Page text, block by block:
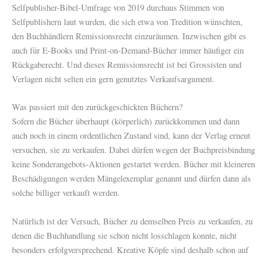
Selfpublisher-Bibel-Umfrage von 2019 durchaus Stimmen von
Selfpublishern laut wurden, die sich etwa von Tredition wünschten,
den Buchhändlern Remissionsrecht einzuräumen. Inzwischen gibt es
auch für E-Books und Print-on-Demand-Bücher immer häufiger ein
Rückgaberecht. Und dieses Remissionsrecht ist bei Grossisten und
Verlagen nicht selten ein gern genutztes Verkaufsargument.
Was passiert mit den zurückgeschickten Büchern?
Sofern die Bücher überhaupt (körperlich) zurückkommen und dann
auch noch in einem ordentlichen Zustand sind, kann der Verlag erneut
versuchen, sie zu verkaufen. Dabei dürfen wegen der Buchpreisbindung
keine Sonderangebots-Aktionen gestartet werden. Bücher mit kleineren
Beschädigungen werden Mängelexemplar genannt und dürfen dann als
solche billiger verkauft werden.
Natürlich ist der Versuch, Bücher zu demselben Preis zu verkaufen, zu
denen die Buchhandlung sie schon nicht losschlagen konnte, nicht
besonders erfolgversprechend. Kreative Köpfe sind deshalb schon auf